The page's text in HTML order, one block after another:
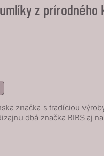
z
značka s tradíciou
dbá značka BIBS aj